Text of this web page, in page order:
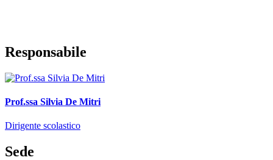
Responsabile
Prof.ssa Silvia De Mitri
Dirigente scolastico
Sede